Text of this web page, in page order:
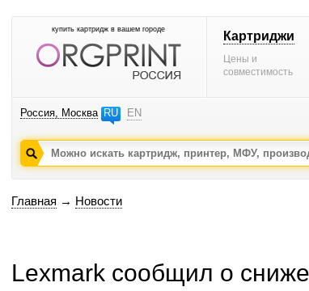
купить картридж в вашем городе Картриджи
Цены и
совместимость
Россия, Москва RU EN
Главная → Новости
Lexmark сообщил о